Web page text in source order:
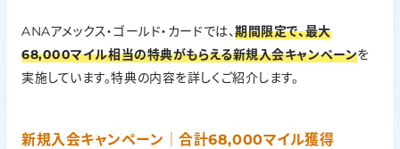
ANAアメックス・ゴールド・カードでは、期間限定で、最大
68,000マイル相当の特典がもらえる新規入会キャンペーンを
実施しています。特典の内容を詳しくご紹介します。
新規入会キャンペーン｜合計68,000マイル獲得